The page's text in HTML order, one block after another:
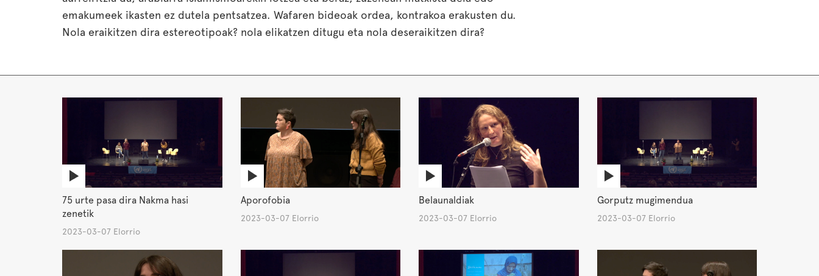
emakumeek ikasten ez dutela pentsatzea. Wafaren bideoak ordea, kontrakoa erakusten du.
Nola eraikitzen dira estereotipoak? nola elikatzen ditugu eta nola deseraikitzen dira?
75 urte pasa dira Nakma hasi
zenetik
2023-03-07 Elorrio
Aporofobia
2023-03-07 Elorrio
Belaunaldiak
2023-03-07 Elorrio
Gorputz mugimendua
2023-03-07 Elorrio